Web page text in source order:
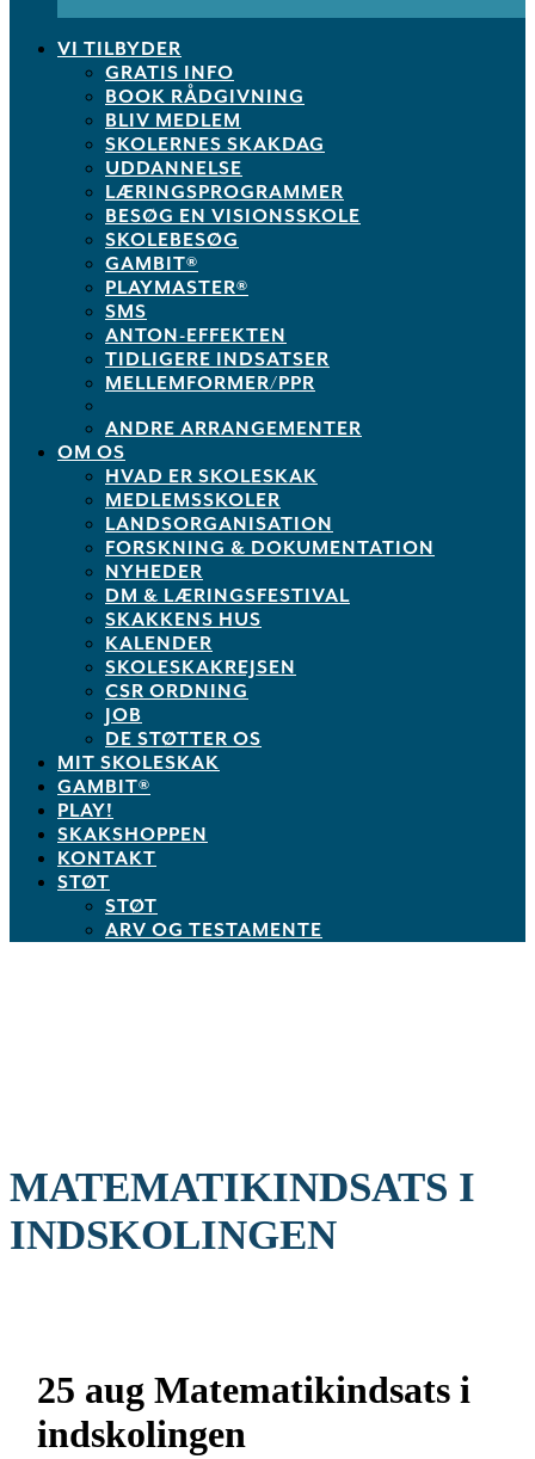
VI TILBYDER
GRATIS INFO
BOOK RÅDGIVNING
BLIV MEDLEM
SKOLERNES SKAKDAG
UDDANNELSE
LÆRINGSPROGRAMMER
BESØG EN VISIONSSKOLE
SKOLEBESØG
GAMBIT®
PLAYMASTER®
SMS
ANTON-EFFEKTEN
TIDLIGERE INDSATSER
MELLEMFORMER/PPR
ANDRE ARRANGEMENTER
OM OS
HVAD ER SKOLESKAK
MEDLEMSSKOLER
LANDSORGANISATION
FORSKNING & DOKUMENTATION
NYHEDER
DM & LÆRINGSFESTIVAL
SKAKKENS HUS
KALENDER
SKOLESKAKREJSEN
CSR ORDNING
JOB
DE STØTTER OS
MIT SKOLESKAK
GAMBIT®
PLAY!
SKAKSHOPPEN
KONTAKT
STØT
STØT
ARV OG TESTAMENTE
MATEMATIKINDSATS I
INDSKOLINGEN
25 aug Matematikindsats i
indskolingen